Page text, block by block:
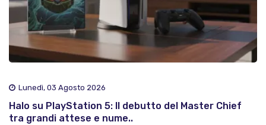
Lunedì, 03 Agosto 2026
Halo su PlayStation 5: Il debutto del Master Chief
tra grandi attese e nume..